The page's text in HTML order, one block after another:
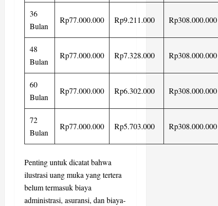
36
Bulan
Rp77.000.000 Rp9.211.000 Rp308.000.000
48
Bulan
Rp77.000.000 Rp7.328.000 Rp308.000.000
60
Bulan
Rp77.000.000 Rp6.302.000 Rp308.000.000
72
Bulan
Rp77.000.000 Rp5.703.000 Rp308.000.000
Penting untuk dicatat bahwa
ilustrasi uang muka yang tertera
belum termasuk biaya
administrasi, asuransi, dan biaya-